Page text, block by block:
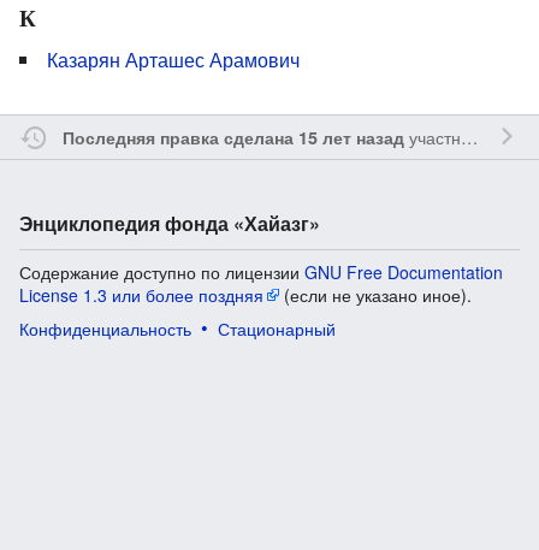
К
Казарян Арташес Арамович
Последняя правка сделана 15 лет назадучастником
Энциклопедия фонда «Хайазг»
Содержание доступно по лицензии GNU Free Documentation
License 1.3 или более поздняя
(если не указано иное).
Конфиденциальность
Стационарный